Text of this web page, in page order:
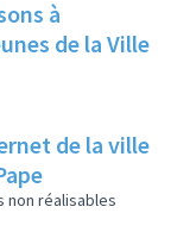
à
de la Ville
de la ville
non réalisables